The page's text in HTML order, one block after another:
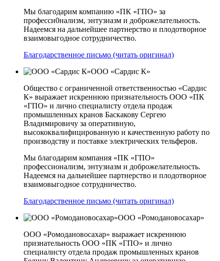
Мы благодарим компанию «ПК «ГПО» за
професси0нализм, энтузиазм и доброжелательность.
Надеемся на дальнейшее партнерство и плодотворное
взаимовыгодное сотрудничество.
Благодарственное письмо (читать оригинал)
ООО «Сардис К»
Общество с ограниченной ответственностью «Сардис
К» выражает искреннюю признательность ООО «ПК
«ГПО» и лично специалисту отдела продаж
промышленных кранов Баскакову Сергею
Владимировичу за оперативную,
высококвалифицированную и качественную работу по
производству и поставке электрических тельферов.
Мы благодарим компания «ПК «ГПО»
профессионализм, энтузиазм и доброжелательность.
Надеемся на дальнейшее партнерство и плодотворное
взаимовыгодное сотрудничество.
Благодарственное письмо (читать оригинал)
ООО «Ромодановосахар»
ООО «Ромодановосахар» выражает искреннюю
признательность ООО «ПК «ГПО» и лично
специалисту отдела продаж промышленных кранов